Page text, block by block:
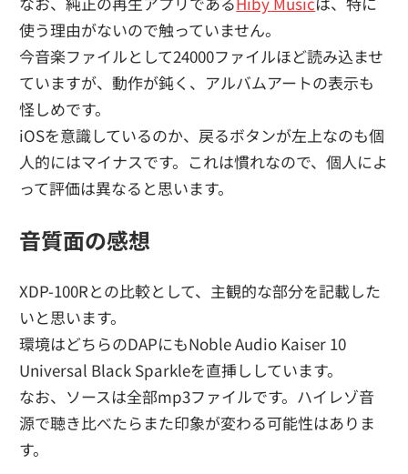
使う理由がないので触っていません。
今音楽ファイルとして24000ファイルほど読み込ませ
ていますが、動作が鈍く、アルバムアートの表示も
怪しめです。
iOSを意識しているのか、戻るボタンが左上なのも個
人的にはマイナスです。これは慣れなので、個人によ
って評価は異なると思います。
音質面の感想
XDP-100Rとの比較として、主観的な部分を記載した
いと思います。
環境はどちらのDAPにもNoble Audio Kaiser 10
Universal Black Sparkleを直挿ししています。
なお、ソースは全部mp3ファイルです。ハイレゾ音
源で聴き比べたらまた印象が変わる可能性はありま
す。